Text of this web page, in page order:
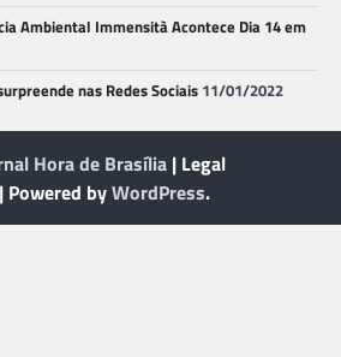
Ambiental Immensità Acontece Dia 14 em
nas Redes Sociais 11/01/2022
Hora de Brasília | Legal
| Powered byWordPress.